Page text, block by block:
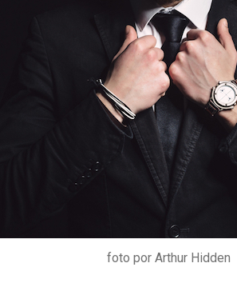
foto por Arthur Hidden